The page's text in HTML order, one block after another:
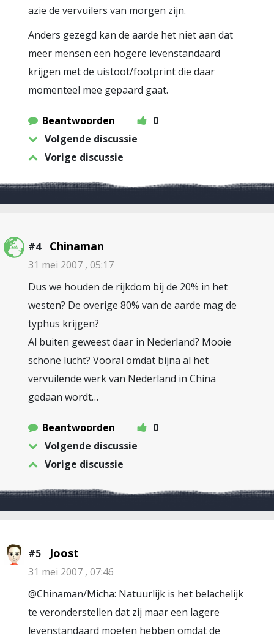
azie de vervuilers van morgen zijn.
Anders gezegd kan de aarde het niet aan dat
meer mensen een hogere levenstandaard
krijgen met de uistoot/footprint die daar
momenteel mee gepaard gaat.
Beantwoorden
0
Volgende discussie
Vorige discussie
#4 Chinaman
31 mei 2007 , 05:17
Dus we houden de rijkdom bij de 20% in het
westen? De overige 80% van de aarde mag de
typhus krijgen?
Al buiten geweest daar in Nederland? Mooie
schone lucht? Vooral omdat bijna al het
vervuilende werk van Nederland in China
gedaan wordt…
Beantwoorden
0
Volgende discussie
Vorige discussie
#5 Joost
31 mei 2007 , 07:46
@Chinaman/Micha: Natuurlijk is het belachelijk
te veronderstellen dat zij maar een lagere
levenstandaard moeten hebben omdat de